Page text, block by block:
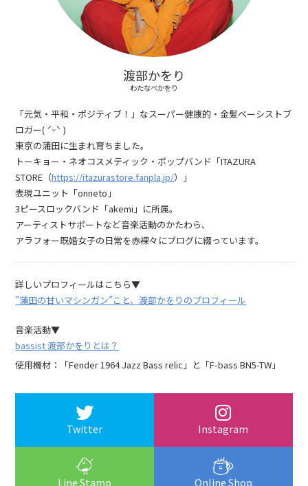
渡部かをり
わたなべかをり
「元気・平和・ポジティブ！」なスーパー健康的・金髪ベーシストブ
ロガー( ˊᵕˋ )
東京の蒲田に生まれ育ちました。
トーキョー・ネオコスメティック・ポップバンド「ITAZURA
STORE（https://itazurastore.fanpla.jp/）」
表現ユニット「onneto」
3ピースロックバンド「akemi」に所属。
アーティストサポートなど音楽活動のかたわら、
アラフォー既婚女子の日常を赤裸々にブログに綴っています。
詳しいプロフィールはこちら▼
”蒲田の甘いマシンガン”こと、渡部かをりのプロフィール
音楽活動▼
bassist 渡部かをりとは？
使用機材：「Fender 1964 Jazz Bass relic」と「F-bass BN5-TW」
Twitter Instagram
Line Stamp Online Shop